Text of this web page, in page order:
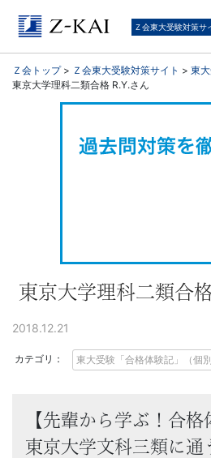
東
大
受
東
大
に
Ｚ会東大受験対策サ
Ｚ会トップ> Ｚ会東大受験対策サイト > 東
東京大学理科二類合格 R.Y.さん
東京大学理科二類合
2018.12.21
カテゴリ： 東大受験「合格体験記」（個別
【先輩から学ぶ！合格
東京大学文科三類に通